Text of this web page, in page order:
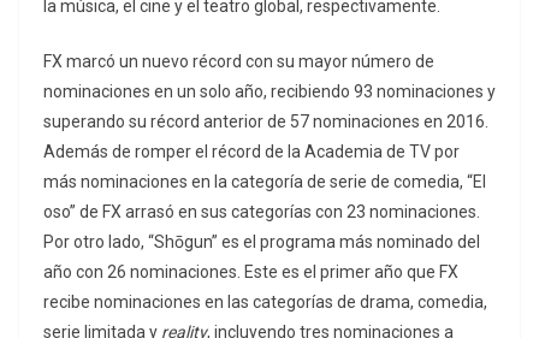
la música, el cine y el teatro global, respectivamente.
FX marcó un nuevo récord con su mayor número de
nominaciones en un solo año, recibiendo 93 nominaciones y
superando su récord anterior de 57 nominaciones en 2016.
Además de romper el récord de la Academia de TV por
más nominaciones en la categoría de serie de comedia, “El
oso” de FX arrasó en sus categorías con 23 nominaciones.
Por otro lado, “Shōgun” es el programa más nominado del
año con 26 nominaciones. Este es el primer año que FX
recibe nominaciones en las categorías de drama, comedia,
serie limitada y reality, incluyendo tres nominaciones a